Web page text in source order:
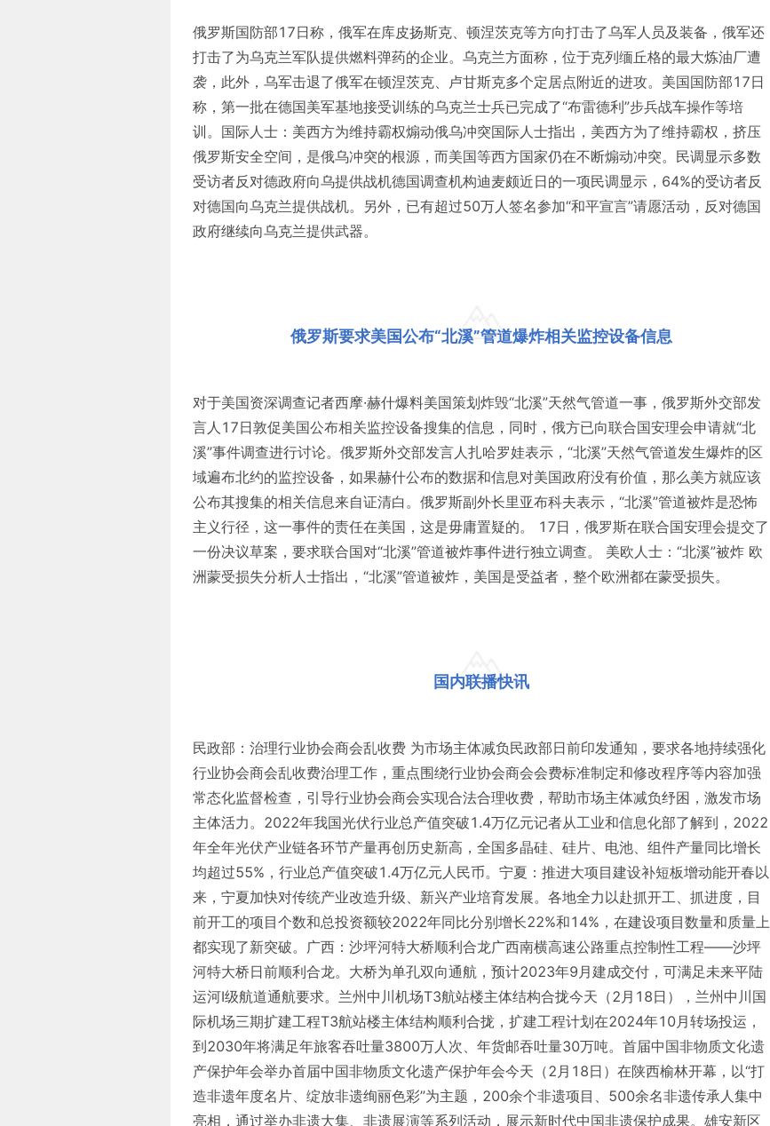
俄罗斯国防部17日称，俄军在库皮扬斯克、顿涅茨克等方向打击了乌军人员及装备，俄军还
打击了为乌克兰军队提供燃料弹药的企业。乌克兰方面称，位于克列缅丘格的最大炼油厂遭
袭，此外，乌军击退了俄军在顿涅茨克、卢甘斯克多个定居点附近的进攻。美国国防部17日
称，第一批在德国美军基地接受训练的乌克兰士兵已完成了“布雷德利”步兵战车操作等培
训。国际人士：美西方为维持霸权煽动俄乌冲突国际人士指出，美西方为了维持霸权，挤压
俄罗斯安全空间，是俄乌冲突的根源，而美国等西方国家仍在不断煽动冲突。民调显示多数
受访者反对德政府向乌提供战机德国调查机构迪麦颇近日的一项民调显示，64%的受访者反
对德国向乌克兰提供战机。另外，已有超过50万人签名参加“和平宣言”请愿活动，反对德国
政府继续向乌克兰提供武器。
俄罗斯要求美国公布“北溪”管道爆炸相关监控设备信息
对于美国资深调查记者西摩·赫什爆料美国策划炸毁“北溪”天然气管道一事，俄罗斯外交部发
言人17日敦促美国公布相关监控设备搜集的信息，同时，俄方已向联合国安理会申请就“北
溪”事件调查进行讨论。俄罗斯外交部发言人扎哈罗娃表示，“北溪”天然气管道发生爆炸的区
域遍布北约的监控设备，如果赫什公布的数据和信息对美国政府没有价值，那么美方就应该
公布其搜集的相关信息来自证清白。俄罗斯副外长里亚布科夫表示，“北溪”管道被炸是恐怖
主义行径，这一事件的责任在美国，这是毋庸置疑的。 17日，俄罗斯在联合国安理会提交了
一份决议草案，要求联合国对“北溪”管道被炸事件进行独立调查。 美欧人士：“北溪”被炸 欧
洲蒙受损失分析人士指出，“北溪”管道被炸，美国是受益者，整个欧洲都在蒙受损失。
国内联播快讯
民政部：治理行业协会商会乱收费 为市场主体减负民政部日前印发通知，要求各地持续强化
行业协会商会乱收费治理工作，重点围绕行业协会商会会费标准制定和修改程序等内容加强
常态化监督检查，引导行业协会商会实现合法合理收费，帮助市场主体减负纾困，激发市场
主体活力。2022年我国光伏行业总产值突破1.4万亿元记者从工业和信息化部了解到，2022
年全年光伏产业链各环节产量再创历史新高，全国多晶硅、硅片、电池、组件产量同比增长
均超过55%，行业总产值突破1.4万亿元人民币。宁夏：推进大项目建设补短板增动能开春以
来，宁夏加快对传统产业改造升级、新兴产业培育发展。各地全力以赴抓开工、抓进度，目
前开工的项目个数和总投资额较2022年同比分别增长22%和14%，在建设项目数量和质量上
都实现了新突破。广西：沙坪河特大桥顺利合龙广西南横高速公路重点控制性工程——沙坪
河特大桥日前顺利合龙。大桥为单孔双向通航，预计2023年9月建成交付，可满足未来平陆
运河Ⅰ级航道通航要求。兰州中川机场T3航站楼主体结构合拢今天（2月18日），兰州中川国
际机场三期扩建工程T3航站楼主体结构顺利合拢，扩建工程计划在2024年10月转场投运，
到2030年将满足年旅客吞吐量3800万人次、年货邮吞吐量30万吨。首届中国非物质文化遗
产保护年会举办首届中国非物质文化遗产保护年会今天（2月18日）在陕西榆林开幕，以“打
造非遗年度名片、绽放非遗绚丽色彩”为主题，200余个非遗项目、500余名非遗传承人集中
亮相，通过举办非遗大集、非遗展演等系列活动，展示新时代中国非遗保护成果。雄安新区